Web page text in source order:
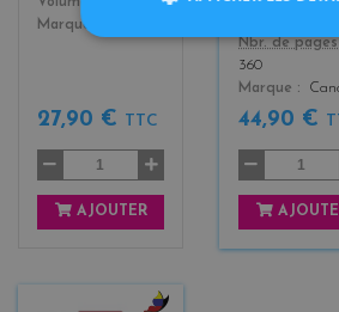
Marque
27,90 € TTC
AJOUTER
Nbr. de pages
360
Marque
44,90 €